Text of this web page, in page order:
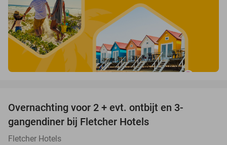
Overnachting voor 2 + evt. ontbijt en 3-
gangendiner bij Fletcher Hotels
Fletcher Hotels